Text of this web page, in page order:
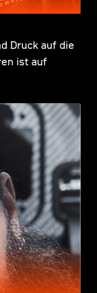
Druck auf die
ist auf